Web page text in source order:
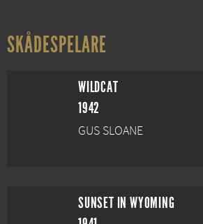
SKÅDESPELARE
WILDCAT
1942
GUS SLOANE
SUNSET IN WYOMING